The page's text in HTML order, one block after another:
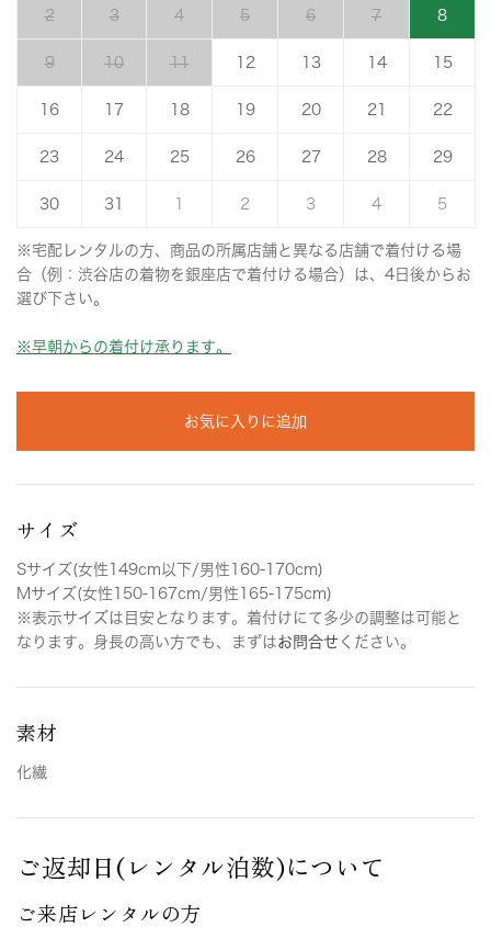
2 3 4 5 6 7 8
9 10 11 12 13 14 15
16 17 18 19 20 21 22
23 24 25 26 27 28 29
30 31 2 3 4 5
※宅配レンタルの方、商品の所属店舗と異なる店舗で着付ける場
合（例：渋谷店の着物を銀座店で着付ける場合）は、4日後からお
選び下さい。
※早朝からの着付け承ります。
お気に入りに追加
サイズ
Sサイズ(女性149cm以下/男性160-170cm)
Mサイズ(女性150-167cm/男性165-175cm)
※表示サイズは目安となります。着付けにて多少の調整は可能と
なります。身長の高い方でも、まずはお問合せ ください。
素材
化繊
ご返却日(レンタル泊数)について
ご来店レンタルの方